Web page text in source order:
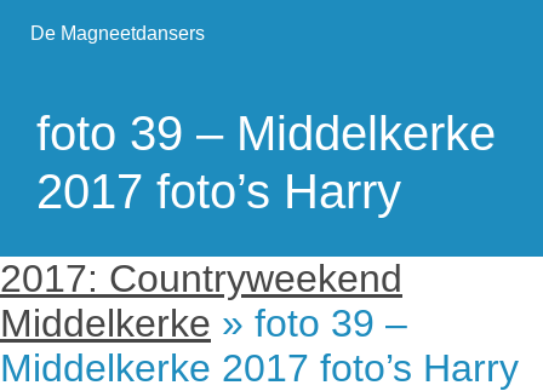
De Magneetdansers
foto 39 – Middelkerke
2017 foto’s Harry
2017: Countryweekend
Middelkerke » foto 39 –
Middelkerke 2017 foto’s Harry